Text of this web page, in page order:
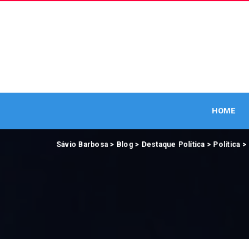
HOME
Sávio Barbosa > Blog> Destaque Política > Política >